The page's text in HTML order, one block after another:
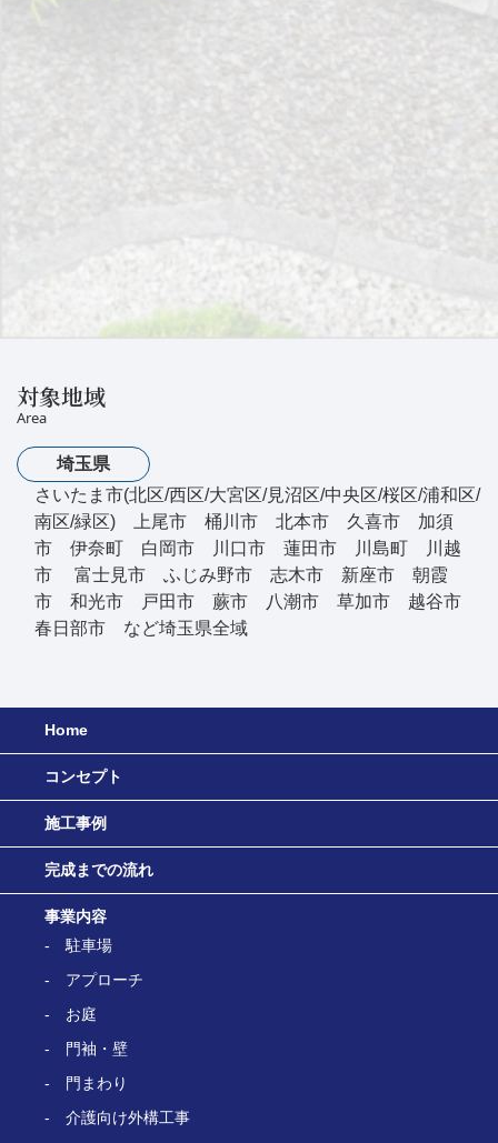
対象地域
Area
埼玉県
さいたま市(北区/西区/大宮区/見沼区/中央区/桜区/浦和区/
南区/緑区) 上尾市 桶川市 北本市 久喜市 加須
市 伊奈町 白岡市 川口市 蓮田市 川島町 川越
市 富士見市 ふじみ野市 志木市 新座市 朝霞
市 和光市 戸田市 蕨市 八潮市 草加市 越谷市
春日部市 など埼玉県全域
Home
コンセプト
施工事例
完成までの流れ
事業内容
駐車場
アプローチ
お庭
門袖・壁
門まわり
介護向け外構工事